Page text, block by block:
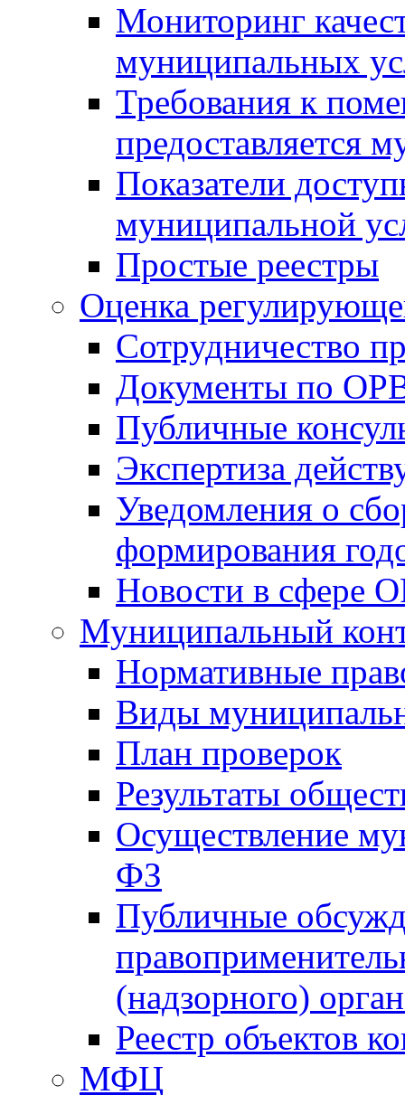
Мониторинг
муниципальных
Требования к
предоставляется
Показатели
муниципальной
Простые реестры
Оценка
Сотрудничество
Документы по
Публичные
Экспертиза
Уведомления о
формирования
Новости в сфере
Муниципальный
Нормативные
Виды
План проверок
Результаты
Осуществление
ФЗ
Публичные
(надзорного)
Реестр объектов
МФЦ